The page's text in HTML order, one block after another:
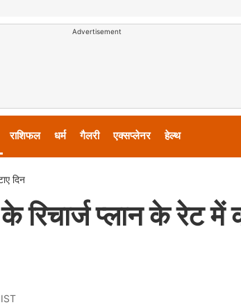
Advertisement
राशिफल धर्म गैलरी एक्सप्लेनर हेल्थ
दिन
प्लान के रेट में